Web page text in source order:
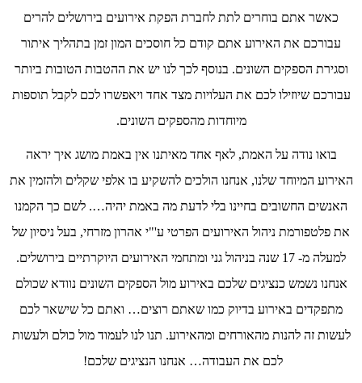
כאשר אתם בוחרים לתת לחברת הפקת אירועים בירושלים להרים
עבורכם את האירוע אתם קודם כל חוסכים המון זמן בתהליך איתור
וסגירת הספקים השונים. בנוסף לכך לנו יש את ההטבות הטובות ביותר
עבורכם שיוזילו לכם את העלויות מצד אחד ויאפשרו לכם לקבל תוספות
מיוחדות מהספקים השונים.
בואו נודה על האמת, לאף אחד מאיתנו אין באמת מושג איך יראה
האירוע המיוחד שלנו, אנחנו הולכים להשקיע בו אלפי שקלים ולהזמין את
האנשים החשובים בחיינו בלי לדעת מה באמת יהיה…. לשם כך הקמנו
את פלטפורמת ניהול האירועים הפרטי ע'"י אהרון מזרחי, בעל ניסיון של
למעלה מ- 17 שנה בניהול גני ומתחמי האירועים היוקרתיים בירושלים.
אנחנו נשמש כנציגים שלכם באירוע מול הספקים השונים נוודא שכולם
מתפקדים באירוע בדיוק כמו שאתם רוצים… ואתם כל שישאר לכם
לעשות זה להנות מהאורחים ומהאירוע. תנו לנו לעמוד מול כולם ולעשות
לכם את העבודה… אנחנו הנציגים שלכם!